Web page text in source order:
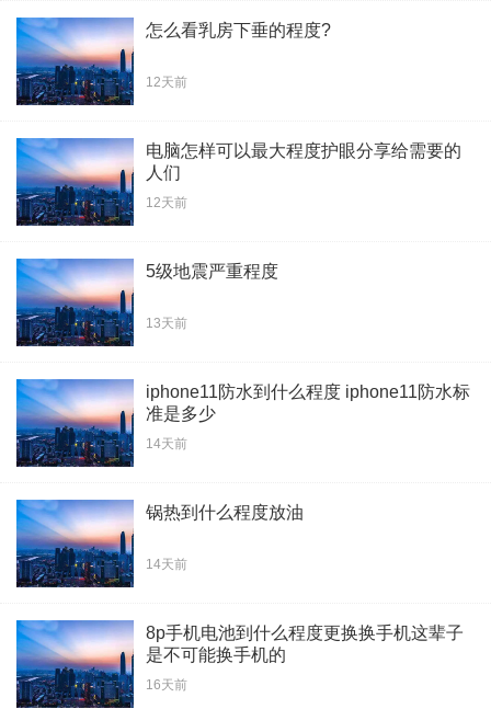
怎么看乳房下垂的程度?
12天前
电脑怎样可以最大程度护眼分享给需要的
人们
12天前
5级地震严重程度
13天前
iphone11防水到什么程度 iphone11防水标
准是多少
14天前
锅热到什么程度放油
14天前
8p手机电池到什么程度更换换手机这辈子
是不可能换手机的
16天前